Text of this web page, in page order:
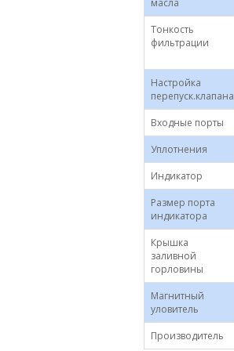
масла
Тонкость
фильтрации
Настройка
перепуск.клапана
Входные порты
Уплотнения
Индикатор
Размер порта
индикатора
Крышка
заливной
горловины
Магнитный
уловитель
Производитель